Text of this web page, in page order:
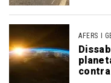
AFERS I